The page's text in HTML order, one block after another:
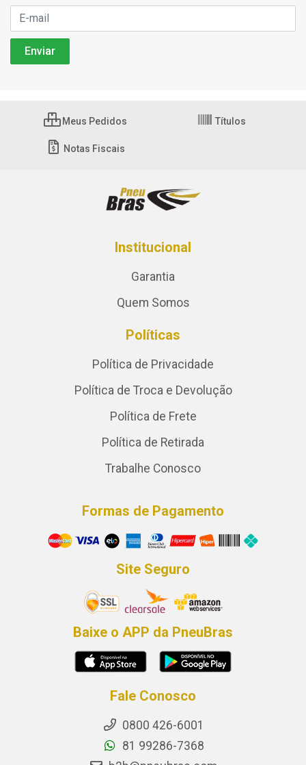
Meus Pedidos Títulos
Notas Fiscais
Institucional
Garantia
Quem Somos
Políticas
Política de Privacidade
Política de Troca e Devolução
Política de Frete
Política de Retirada
Trabalhe Conosco
Formas de Pagamento
Site Seguro
Baixe o APP da PneuBras
Fale Conosco
0800 426-6001
81 99286-7368